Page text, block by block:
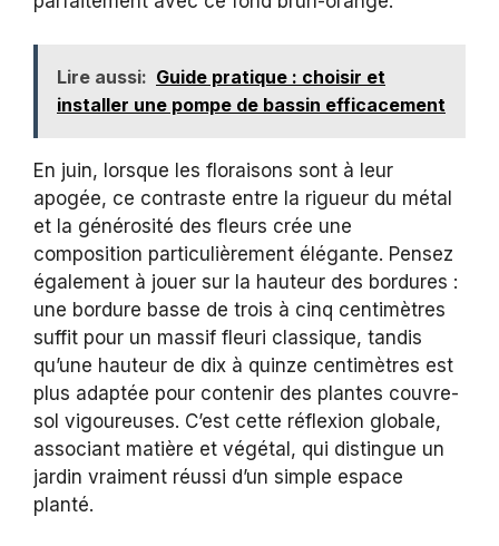
Lire aussi: Guide pratique : choisir et
installer une pompe de bassin efficacement
En juin, lorsque les floraisons sont à leur
apogée, ce contraste entre la rigueur du métal
et la générosité des fleurs crée une
composition particulièrement élégante. Pensez
également à jouer sur la hauteur des bordures :
une bordure basse de trois à cinq centimètres
suffit pour un massif fleuri classique, tandis
qu’une hauteur de dix à quinze centimètres est
plus adaptée pour contenir des plantes couvre-
sol vigoureuses. C’est cette réflexion globale,
associant matière et végétal, qui distingue un
jardin vraiment réussi d’un simple espace
planté.